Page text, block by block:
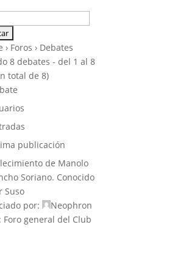
› Foros › Debates
8 debates - del 1 al 8
total de 8)
publicación
de Manolo
Soriano. Conocido
Suso
por:
Neophron
Foro general del Club